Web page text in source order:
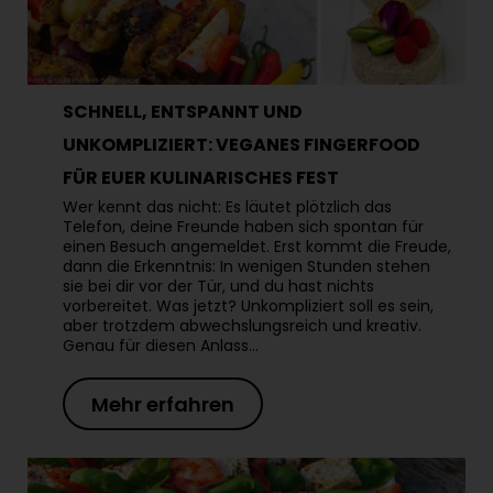
SCHNELL, ENTSPANNT UND
UNKOMPLIZIERT: VEGANES FINGERFOOD
FÜR EUER KULINARISCHES FEST
Wer kennt das nicht: Es läutet plötzlich das
Telefon, deine Freunde haben sich spontan für
einen Besuch angemeldet. Erst kommt die Freude,
dann die Erkenntnis: In wenigen Stunden stehen
sie bei dir vor der Tür, und du hast nichts
vorbereitet. Was jetzt? Unkompliziert soll es sein,
aber trotzdem abwechslungsreich und kreativ.
Genau für diesen Anlass…
Mehr erfahren